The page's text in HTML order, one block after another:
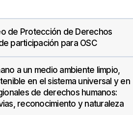
de Protección de Derechos
participación para OSC
a un medio ambiente limpio,
en el sistema universal y en
de derechos humanos:
reconocimiento y naturaleza